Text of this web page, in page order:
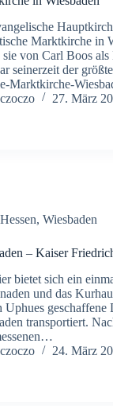
Marktkirche in
von Carl Boos als
seinerzeit der
Marktkirche-
czoczo
27. März
Hessen,Wiesbaden
– Kaiser
bietet sich ein
und das
Uphues
transportiert.
czoczo
24. März